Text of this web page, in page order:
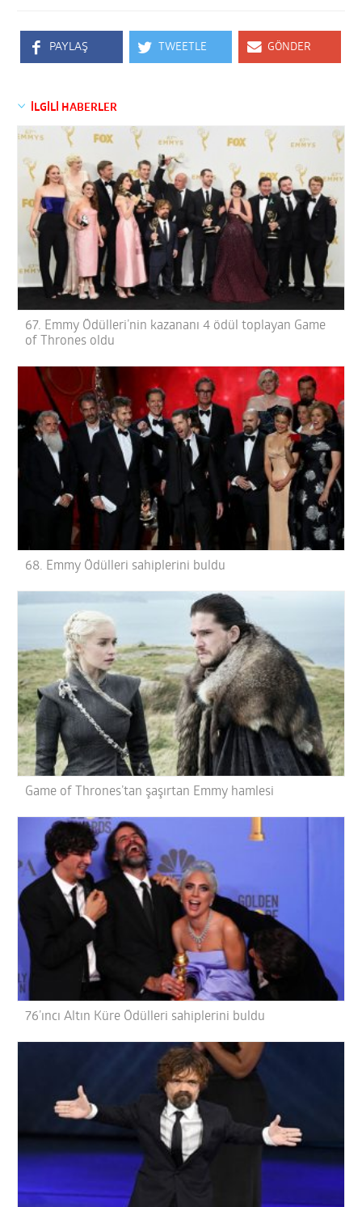
PAYLAŞ TWEETLE GÖNDER
İLGİLİ HABERLER
67. Emmy Ödülleri’nin kazananı 4 ödül toplayan Game
of Thrones oldu
68. Emmy Ödülleri sahiplerini buldu
Game of Thrones’tan şaşırtan Emmy hamlesi
76’ıncı Altın Küre Ödülleri sahiplerini buldu